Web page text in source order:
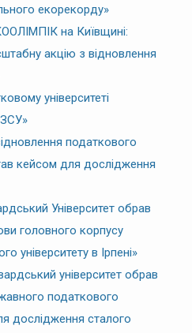
екорекорду»
на Київщині:
акцію з відновлення
університеті
податкового
кейсом для дослідження
Університет обрав
головного корпусу
університету в Ірпені»
університет обрав
податкового
дослідження сталого